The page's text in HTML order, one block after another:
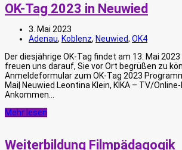
OK-Tag 2023 in Neuwied
3. Mai 2023
Adenau, Koblenz, Neuwied, OK4
Der diesjährige OK-Tag findet am 13. Mai
freuen uns darauf, Sie vor Ort begrüßen zu
Anmeldeformular zum OK-Tag 2023
Mai| Neuwied Leontina Klein, KIKA – TV/
Ankommen…
Mehr lesen
Weiterbildung Filmpädagogik